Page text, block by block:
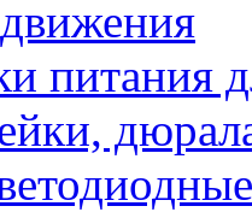
питания